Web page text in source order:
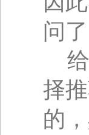
问了
择
的